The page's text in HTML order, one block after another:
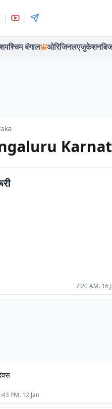
| |
पश्चिम बंगाल ओरिजिनलएजुकेशन
7:20 AM. 16
PM. 12 Jan